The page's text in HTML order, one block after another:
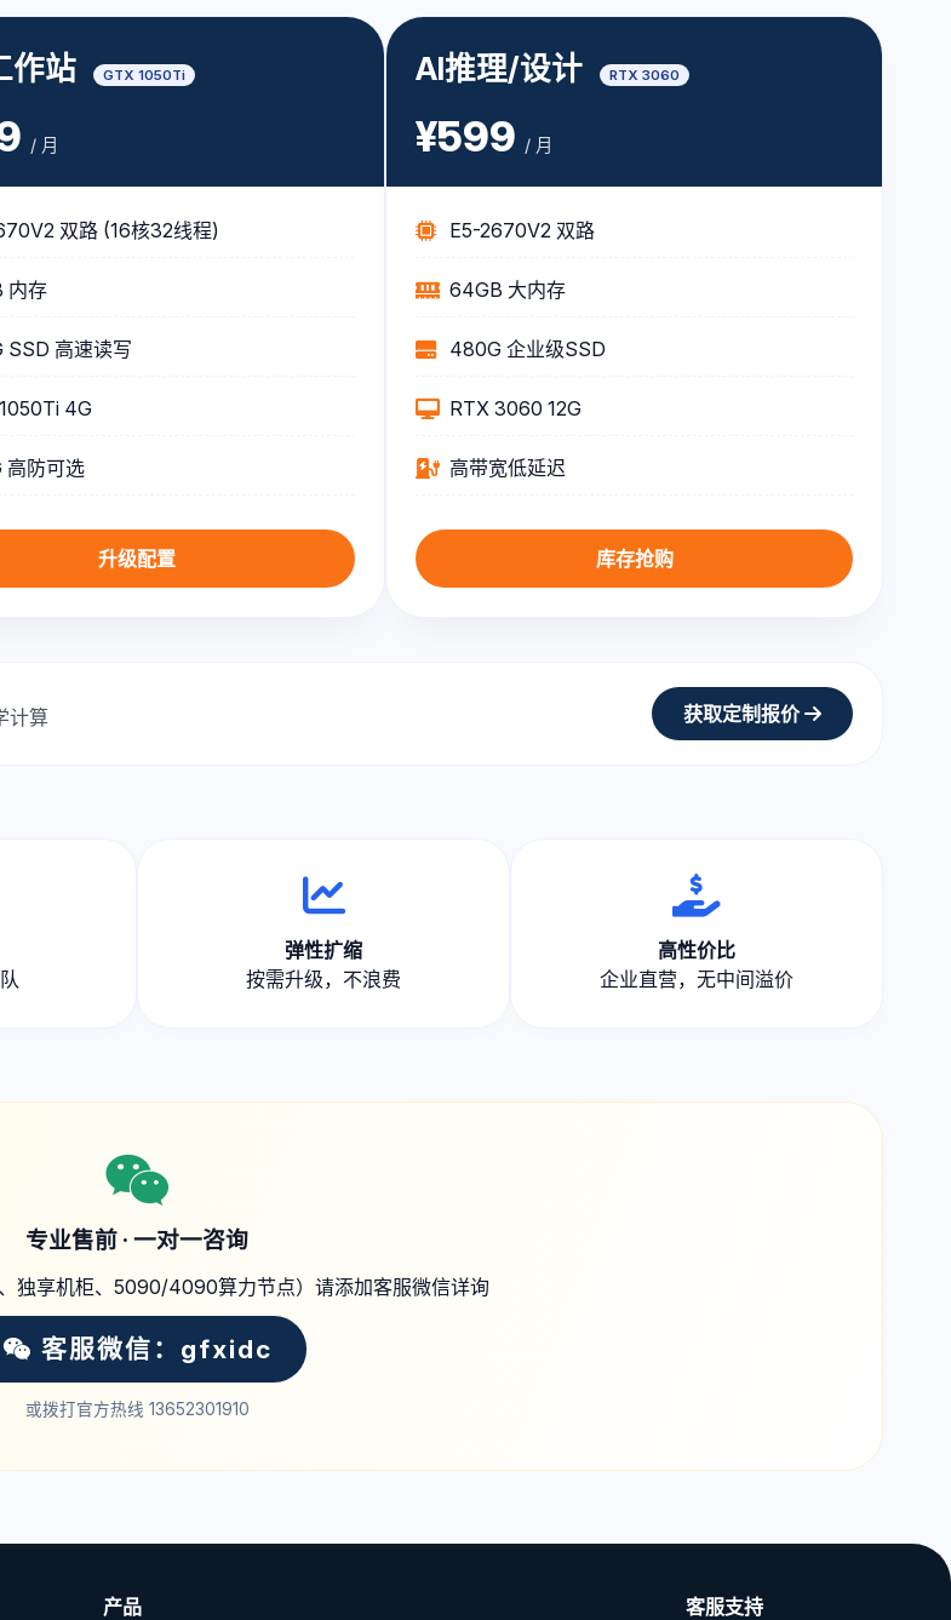
作站 GTX 1050Ti
/ 月
双路 (16核32线程)
内存
SSD 高速读写
4G
高防可选
升级配置
AI推理/设计 RTX 3060
¥599 / 月
E5-2670V2 双路
64GB 大内存
480G 企业级SSD
RTX 3060 12G
高带宽低延迟
库存抢购
计算 获取定制报价
弹性扩缩
按需升级，不浪费
高性价比
企业直营，无中间溢价
专业售前 · 一对一咨询
独享机柜、5090/4090算力节点）请添加客服微信详询
客服微信：gfxidc
或拨打官方热线 13652301910
产品 客服支持